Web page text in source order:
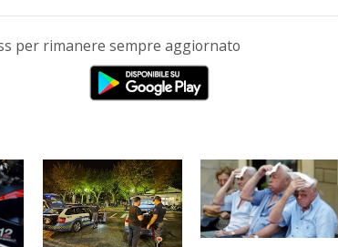
per rimanere sempre aggiornato